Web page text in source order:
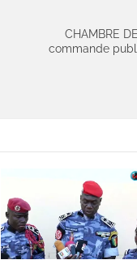
CHAMBRE
commande